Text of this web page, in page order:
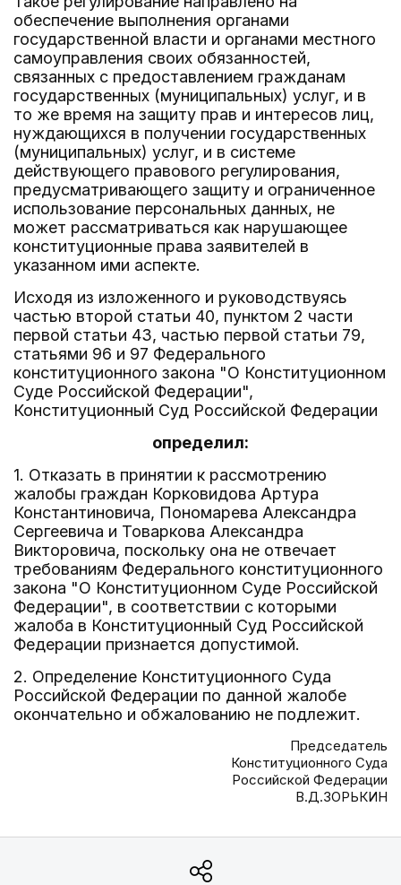
обеспечение выполнения органами
государственной власти и органами местного
самоуправления своих обязанностей,
связанных с предоставлением гражданам
государственных (муниципальных) услуг, и в
то же время на защиту прав и интересов лиц,
нуждающихся в получении государственных
(муниципальных) услуг, и в системе
действующего правового регулирования,
предусматривающего защиту и ограниченное
использование персональных данных, не
может рассматриваться как нарушающее
конституционные права заявителей в
указанном ими аспекте.
Исходя из изложенного и руководствуясь
частью второй статьи 40, пунктом 2 части
первой статьи 43, частью первой статьи 79,
статьями 96 и 97 Федерального
конституционного закона "О Конституционном
Суде Российской Федерации",
Конституционный Суд Российской Федерации
определил:
1. Отказать в принятии к рассмотрению
жалобы граждан Корковидова Артура
Константиновича, Пономарева Александра
Сергеевича и Товаркова Александра
Викторовича, поскольку она не отвечает
требованиям Федерального конституционного
закона "О Конституционном Суде Российской
Федерации", в соответствии с которыми
жалоба в Конституционный Суд Российской
Федерации признается допустимой.
2. Определение Конституционного Суда
Российской Федерации по данной жалобе
окончательно и обжалованию не подлежит.
Председатель
Конституционного Суда
Российской Федерации
В.Д.ЗОРЬКИН